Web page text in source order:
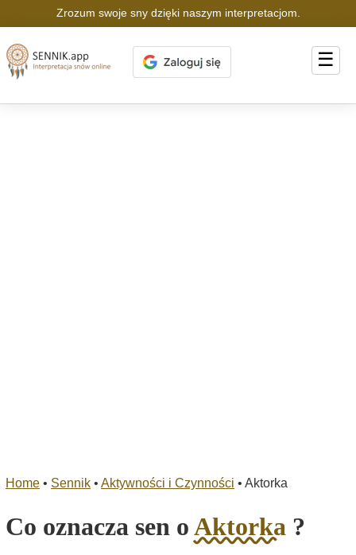
Zrozum swoje sny dzięki naszym interpretacjom.
☰
Home • Sennik • Aktywności i Czynności • Aktorka
Co oznacza sen oAktorka ?